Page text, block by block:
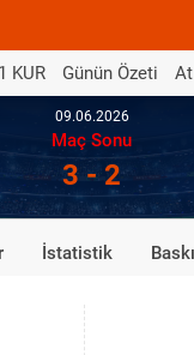
KUR Günün Özeti At
09.06.2026
Maç Sonu
3 - 2
İstatistik